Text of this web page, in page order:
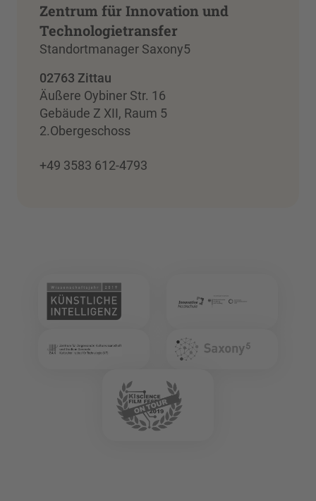
Zentrum für Innovation und
Technologietransfer
Standortmanager Saxony5
02763 Zittau
Äußere Oybiner Str. 16
Gebäude Z XII, Raum 5
2.Obergeschoss
+49 3583 612-4793